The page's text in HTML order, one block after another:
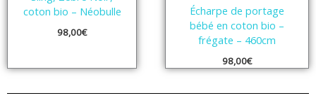
coton bio – Néobulle
98,00€
Écharpe de portage
bébé en coton bio –
frégate – 460cm
98,00€